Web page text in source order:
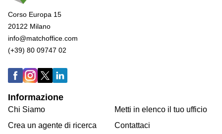
Corso Europa 15
20122 Milano
info@matchoffice.com
(+39) 80 09747 02
Informazione
Chi Siamo
Crea un agente di ricerca
Metti in elenco il tuo ufficio
Contattaci